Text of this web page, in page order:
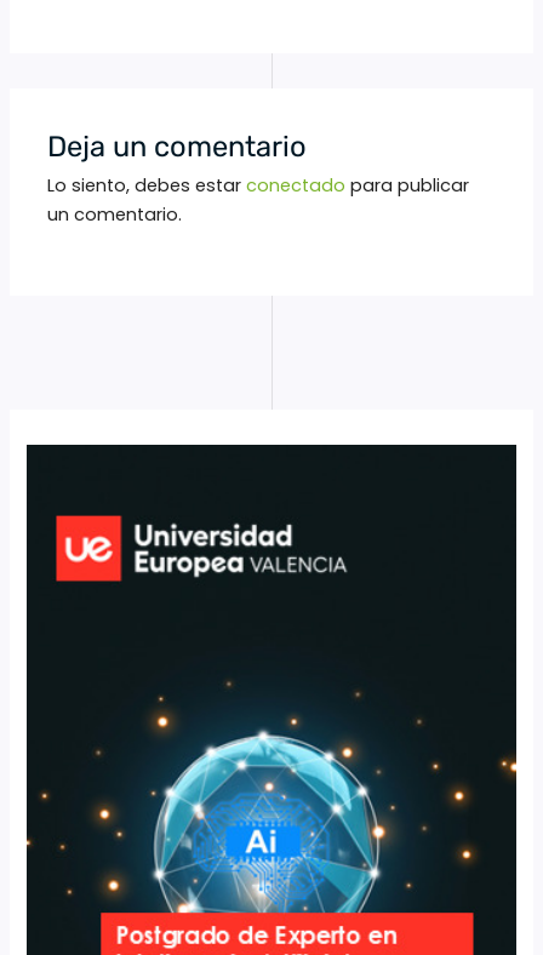
Deja un comentario
Lo siento, debes estarconectado para publicar
un comentario.